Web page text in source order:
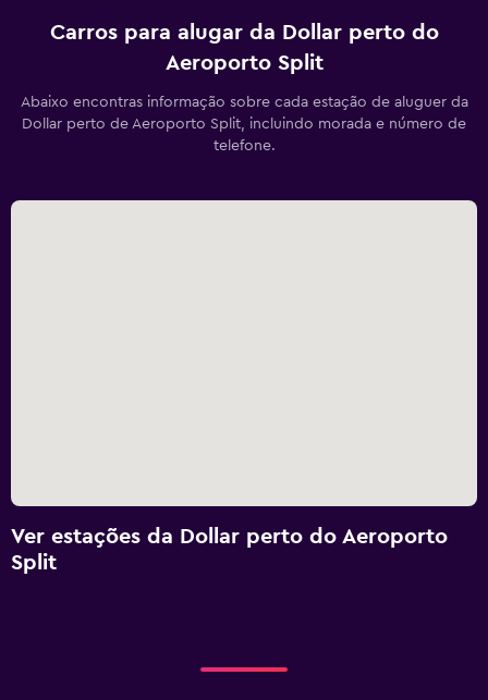
Carros para alugar da Dollar perto do
Aeroporto Split
Abaixo encontras informação sobre cada estação de aluguer da
Dollar perto de Aeroporto Split, incluindo morada e número de
telefone.
Ver estações da Dollar perto do Aeroporto
Split